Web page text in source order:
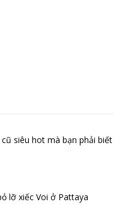
siêu hot mà bạn phải biết
lỡ xiếc Voi ở Pattaya